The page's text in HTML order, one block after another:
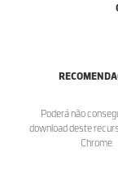
Poderá não
download deste
Chrome.